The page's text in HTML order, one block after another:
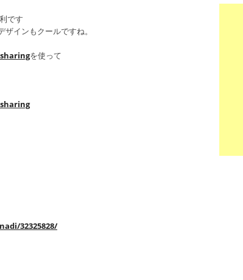
です
インもクールですね。
を使って
32325828/